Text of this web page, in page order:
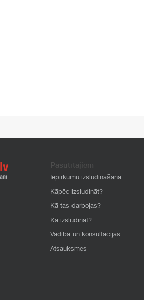
Pasūtītājiem
Iepirkumu izsludināšana
Kāpēc izsludināt?
Kā tas darbojas?
Kā izsludināt?
Vadība un konsultācijas
Atsauksmes